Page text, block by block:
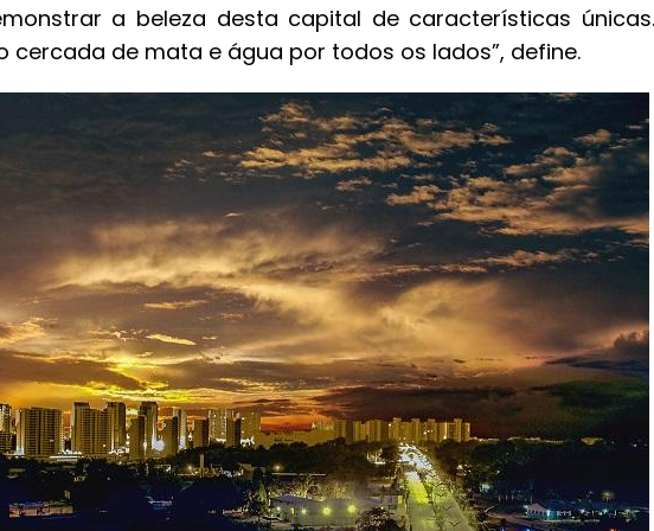
a beleza desta capital de características únicas.
cercada de mata e água por todos os lados”, define.